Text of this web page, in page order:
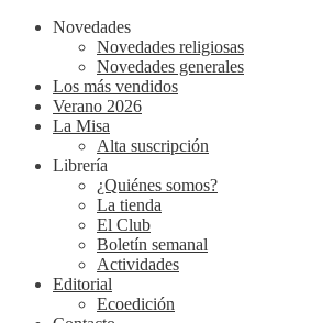
Novedades
Novedades religiosas
Novedades generales
Los más vendidos
Verano 2026
La Misa
Alta suscripción
Librería
¿Quiénes somos?
La tienda
El Club
Boletín semanal
Actividades
Editorial
Ecoedición